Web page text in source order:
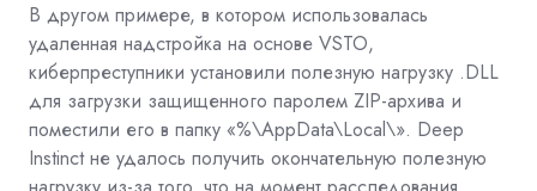
В другом примере, в котором использовалась
удаленная надстройка на основе VSTO,
киберпреступники установили полезную нагрузку .DLL
для загрузки защищенного паролем ZIP-архива и
поместили его в папку «%\AppData\Local\». Deep
Instinct не удалось получить окончательную полезную